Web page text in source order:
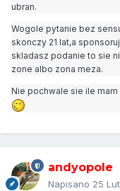
ubran.
Wogole pytanie bez
skonczy 21 lat,a
skladasz podanie to sie
zone albo zona meza.
Nie pochwale sie ile
andyopole
Napisano 25